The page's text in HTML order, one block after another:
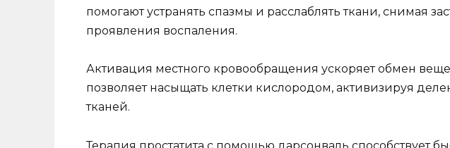
помогают устранять спазмы и расслаблять ткани, снимая
проявления воспаления.
Активация местного кровообращения ускоряет обмен
позволяет насыщать клетки кислородом, активизируя
тканей.
Терапия простатита с помощью дарсонваль способствует